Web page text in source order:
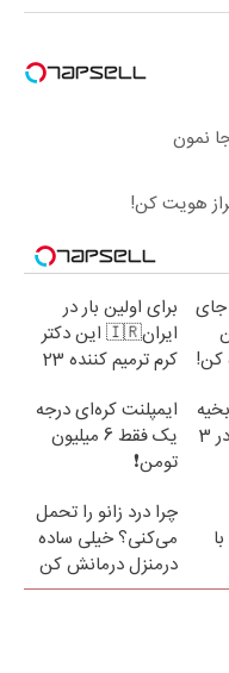
نمون
جای
کن!
برای اولین بار در
ایران🇮🇷 این دکتر
کرم ترمیم کننده 23
و سوختگی فقط در 3
ایمپلنت کره‌ای درجه
یک فقط 6 میلیون
تومن❗
چرا درد زانو را تحمل
می‌کنی؟ خیلی ساده
درمنزل درمانش کن